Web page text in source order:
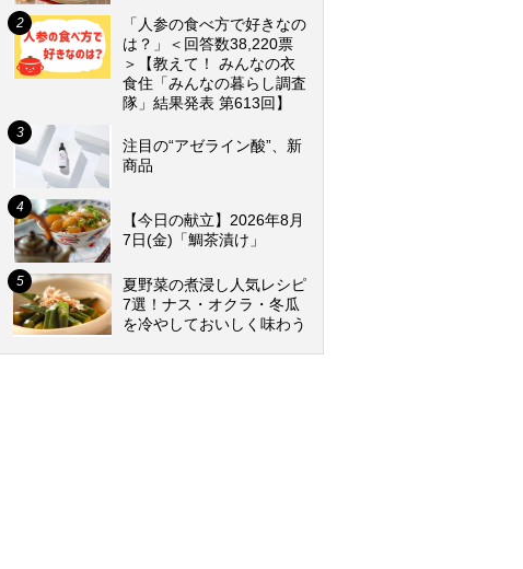
「人参の食べ方で好きなの
は？」＜回答数38,220票
＞【教えて！ みんなの衣
食住「みんなの暮らし調査
隊」結果発表 第613回】
注目の“アゼライン酸”、新
商品
【今日の献立】2026年8月
7日(金)「鯛茶漬け」
夏野菜の煮浸し人気レシピ
7選！ナス・オクラ・冬瓜
を冷やしておいしく味わう